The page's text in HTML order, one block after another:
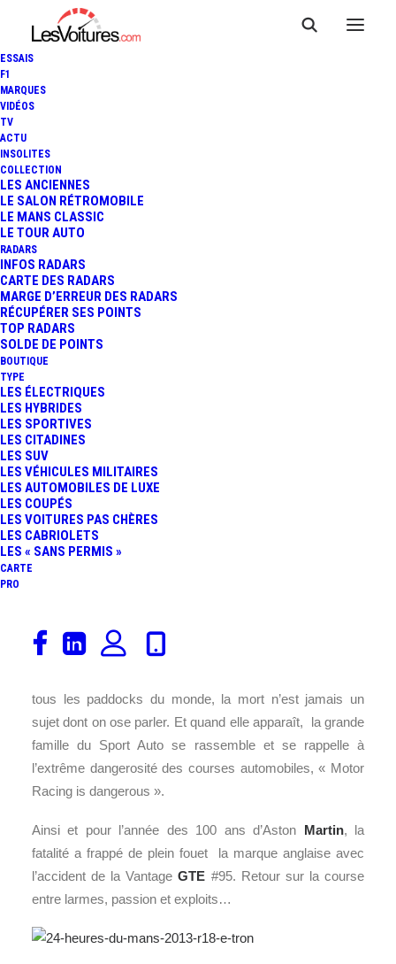
ESSAIS
F1
MARQUES
VIDÉOS
TV
ACTU
INSOLITES
COLLECTION
LES ANCIENNES
LE SALON RÉTROMOBILE
LE MANS CLASSIC
LE TOUR AUTO
RADARS
INFOS RADARS
CARTE DES RADARS
MARGE D’ERREUR DES RADARS
RÉCUPÉRER SES POINTS
TOP RADARS
SOLDE DE POINTS
BOUTIQUE
TYPE
LES ÉLECTRIQUES
LES HYBRIDES
LES SPORTIVES
LES CITADINES
LES SUV
LES VÉHICULES MILITAIRES
LES AUTOMOBILES DE LUXE
LES COUPÉS
LES VOITURES PAS CHÈRES
LES CABRIOLETS
LES « SANS PERMIS »
CARTE
PRO
24 HEURES DU MANS 2013 :
VICTOIRE D’AUDI ET DES
9 Minutes
Audi remporte les 24 Heures du Mans
90 ans, la mythique course d’endurance a été tristement
tous les paddocks du monde, la mort n’est jamais un
sujet dont on ose parler. Et quand elle apparaît, la grande
famille du Sport Auto se rassemble et se rappelle à
l’extrême dangerosité des courses automobiles, « Motor
Racing is dangerous ».
Ainsi et pour l’année des 100 ans d’Aston Martin, la
fatalité a frappé de plein fouet la marque anglaise avec
l’accident de la VantageGTE #95. Retour sur la course
entre larmes, passion et exploits…